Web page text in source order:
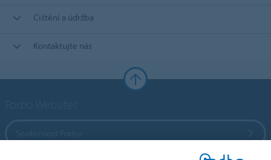
Čištění a údržba
Kontaktujte nás